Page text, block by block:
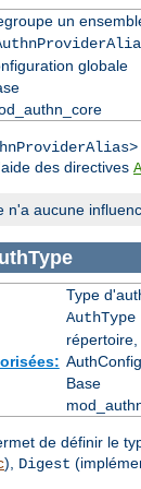
un
globale
des directives
n'a aucune
Type
AuthConfig
Base
de définir le
), Digest